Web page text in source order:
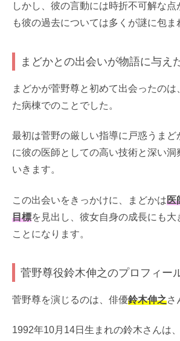
しかし、彼の言動には時折不可解な
も彼の過去については多くが謎に包ま
まどかとの出会いが物語に与え
まどかが菅野尊と初めて出会ったの
た病棟でのことでした。
最初は菅野の厳しい指導に戸惑うまど
に彼の医師としての高い技術と深い洞
いきます。
この出会いをきっかけに、まどかは医
目標を見出し、彼女自身の成長にも大
ことになります。
菅野尊役鈴木伸之のプロフィー
菅野尊を演じるのは、俳優鈴木伸之さ
1992年10月14日生まれの鈴木さんは